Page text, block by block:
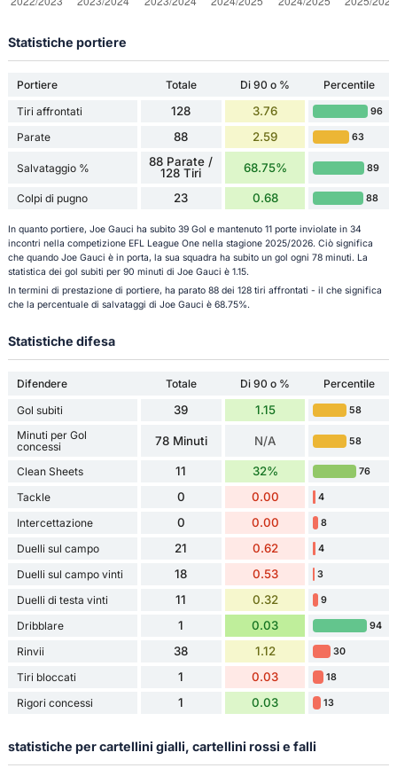
Statistiche portiere
Portiere Totale Di 90 o %
Percentile
Tiri affrontati
128 3.76 96
Parate 88 2.59 63
Salvataggio %
88 Parate /
128 Tiri
68.75% 89
Colpi di pugno 23 0.68 88
In quanto portiere, Joe Gauci ha subito 39 Gol e mantenuto 11 porte inviolate in 34
incontri nella competizione EFL League One nella stagione 2025/2026. Ciò significa
che quando Joe Gauci è in porta, la sua squadra ha subito un gol ogni 78 minuti. La
statistica dei gol subiti per 90 minuti di Joe Gauci è 1.15.
In termini di prestazione di portiere, ha parato 88 dei 128 tiri affrontati - il che significa
che la percentuale di salvataggi di Joe Gauci è 68.75%.
Statistiche difesa
Difendere Totale Di 90 o %
Percentile
Gol subiti
39 1.15 58
Minuti per Gol
concessi
78 Minuti N/A 58
Clean Sheets 11 32% 76
Tackle 0 0.00 4
Intercettazione 0 0.00 8
Duelli sul campo 21 0.62 4
Duelli sul campo vinti 18 0.53 3
Duelli di testa vinti 11 0.32 9
Dribblare 1 0.03 94
Rinvii 38 1.12 30
Tiri bloccati 1 0.03 18
Rigori concessi 1 0.03 13
statistiche per cartellini gialli, cartellini rossi e falli